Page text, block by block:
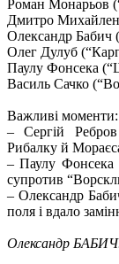
Роман Монарьов
Дмитро
Олександр Бабич
Олег Дулуб
Паулу Фонсека
Василь Сачко
Важливі моменти:
– Сергій Ребров
Рибалку й
– Паулу Фонсека
супротив
– Олександр
поля і вдало
Олександр